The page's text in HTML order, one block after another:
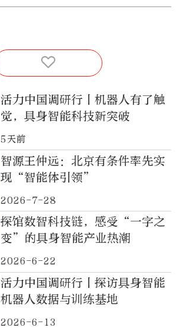
活力中国调研行丨机器人有了触
觉，具身智能科技新突破
5天前
智源王仲远：北京有条件率先实
现“智能体引领”
2026-7-28
探馆数智科技链，感受“一字之
变”的具身智能产业热潮
2026-6-22
活力中国调研行丨探访具身智能
机器人数据与训练基地
2026-6-13